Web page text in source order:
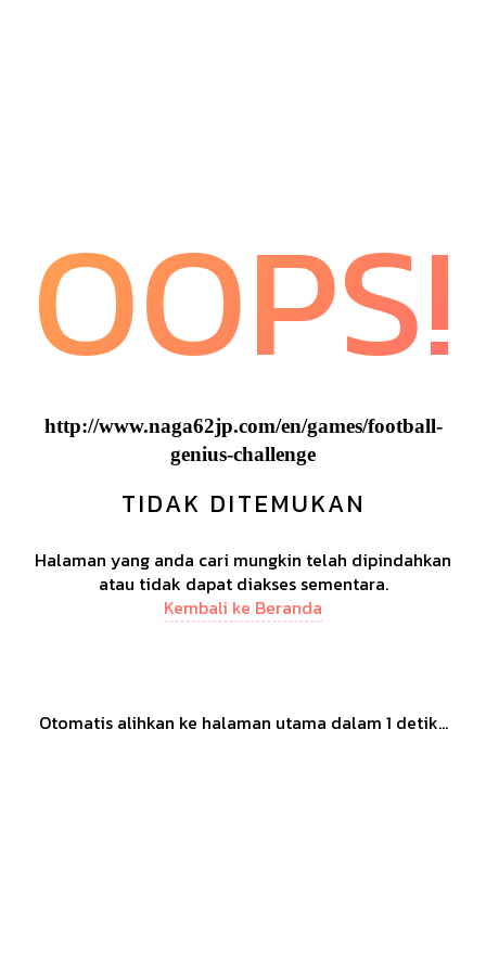
OOPS!
http://www.naga62jp.com/en/games/football-
genius-challenge
TIDAK DITEMUKAN
Halaman yang anda cari mungkin telah dipindahkan
atau tidak dapat diakses sementara.
Kembali ke Beranda
Otomatis alihkan ke halaman utama dalam 1 detik...